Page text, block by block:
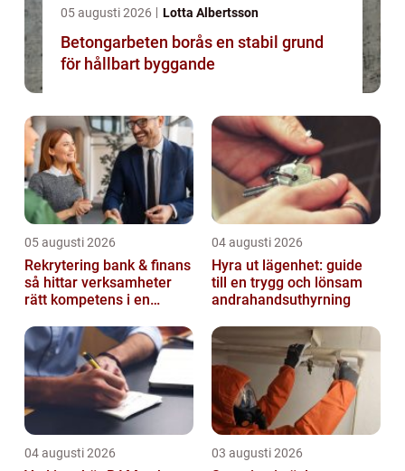
05 augusti 2026 Lotta Albertsson
Betongarbeten borås en stabil grund
för hållbart byggande
05 augusti 2026
Rekrytering bank & finans
så hittar verksamheter
rätt kompetens i en
04 augusti 2026
Hyra ut lägenhet: guide
till en trygg och lönsam
andrahandsuthyrning
04 augusti 2026 03 augusti 2026